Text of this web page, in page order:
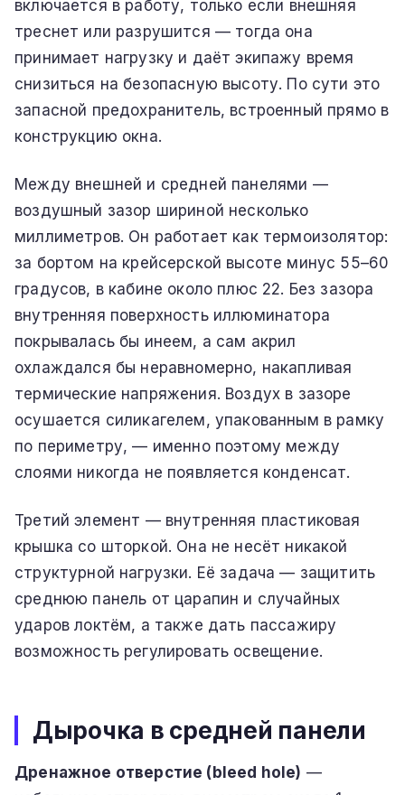
включается в работу, только если внешняя
треснет или разрушится — тогда она
принимает нагрузку и даёт экипажу время
снизиться на безопасную высоту. По сути это
запасной предохранитель, встроенный прямо в
конструкцию окна.
Между внешней и средней панелями —
воздушный зазор шириной несколько
миллиметров. Он работает как термоизолятор:
за бортом на крейсерской высоте минус 55–60
градусов, в кабине около плюс 22. Без зазора
внутренняя поверхность иллюминатора
покрывалась бы инеем, а сам акрил
охлаждался бы неравномерно, накапливая
термические напряжения. Воздух в зазоре
осушается силикагелем, упакованным в рамку
по периметру, — именно поэтому между
слоями никогда не появляется конденсат.
Третий элемент — внутренняя пластиковая
крышка со шторкой. Она не несёт никакой
структурной нагрузки. Её задача — защитить
среднюю панель от царапин и случайных
ударов локтём, а также дать пассажиру
возможность регулировать освещение.
Дырочка в средней панели
Дренажное отверстие (bleed hole) —